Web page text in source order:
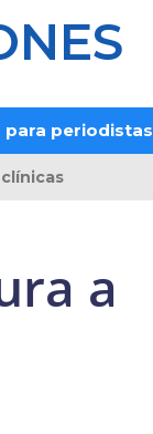
para periodistas
a